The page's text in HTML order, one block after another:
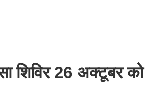
शिविर 26 अक्टूबर को